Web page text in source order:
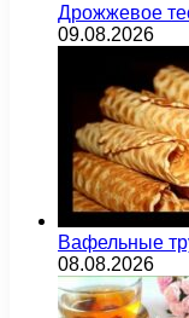
Дрожжевое
09.08.2026
Вафельные
08.08.2026